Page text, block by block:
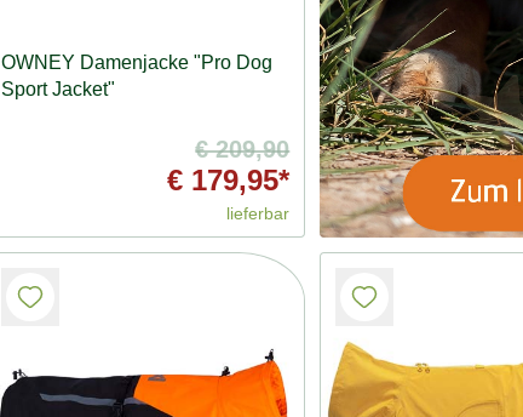
OWNEY Damenjacke "Pro Dog
Sport Jacket"
€ 209,90
€ 179,95*
lieferbar